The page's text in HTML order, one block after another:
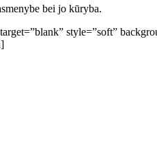
bei jo kūryba.
style=”soft”